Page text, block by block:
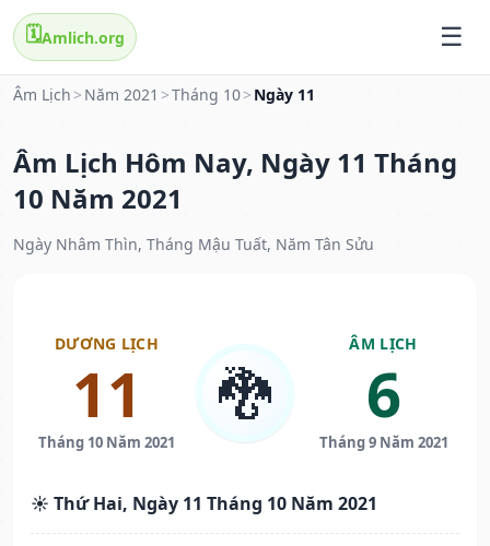
🗓️Amlich.org
Âm Lịch > Năm 2021 >Tháng 10> Ngày 11
Âm Lịch Hôm Nay, Ngày 11 Tháng
10 Năm 2021
Ngày Nhâm Thìn, Tháng Mậu Tuất, Năm Tân Sửu
DƯƠNG LỊCH
11
Tháng 10 Năm 2021
🐉
ÂM LỊCH
6
Tháng 9 Năm 2021
☀️ Thứ Hai, Ngày 11 Tháng 10 Năm 2021